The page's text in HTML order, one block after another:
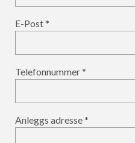
E-Post
Telefonnummer
Anleggs adresse